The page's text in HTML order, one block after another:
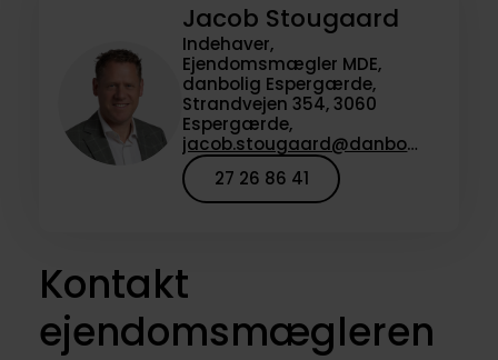
Jacob Stougaard
Indehaver,
Ejendomsmægler MDE,
danbolig Espergærde,
Strandvejen 354, 3060
Espergærde,
jacob.stougaard@danbolig.dk
27 26 86 41
Kontakt
ejendomsmægleren